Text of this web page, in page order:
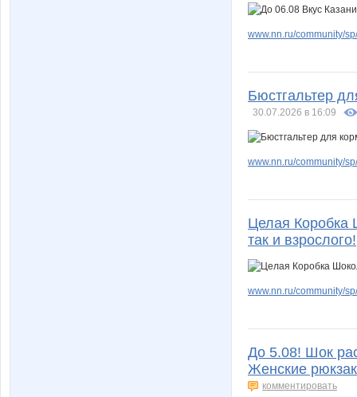
www.nn.ru/community/
Бюстгальтер
30.07.2026 в 16:09
www.nn.ru/community/
Целая Коробка
так и взрослого!
www.nn.ru/community/
До 5.08! Шок
Женские
комментировать